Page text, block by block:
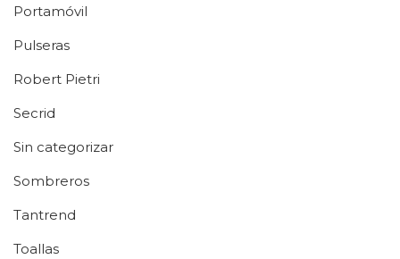
Portamóvil
Pulseras
Robert Pietri
Secrid
Sin categorizar
Sombreros
Tantrend
Toallas